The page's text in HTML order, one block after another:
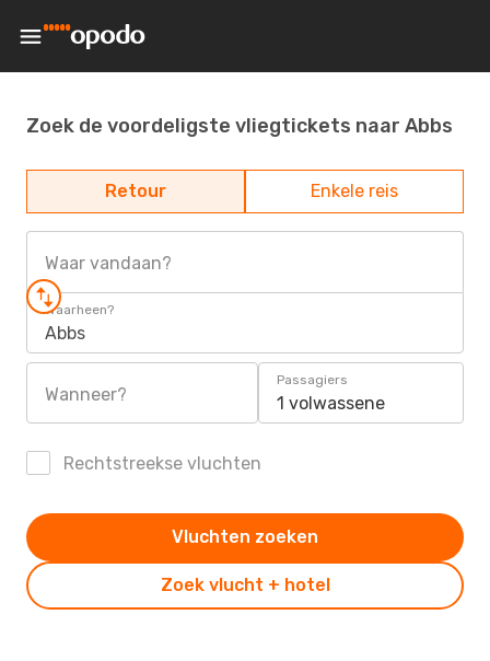
Zoek de voordeligste vliegtickets naar Abbs
Retour Enkele reis
Waar vandaan?
Waarheen?
Abbs
Wanneer?
Passagiers
1 volwassene
Rechtstreekse vluchten
Zoek vlucht + hotel
Vluchten zoeken